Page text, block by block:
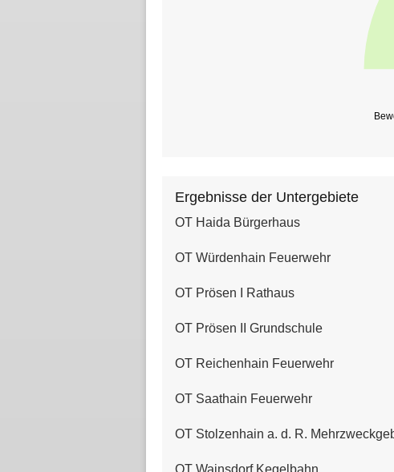
Ergebnisse der Untergebiete
OT Haida Bürgerhaus
OT Würdenhain Feuerwehr
OT Prösen I Rathaus
OT Prösen II Grundschule
OT Reichenhain Feuerwehr
OT Saathain Feuerwehr
OT Stolzenhain a. d. R.
OT Wainsdorf Kegelbahn